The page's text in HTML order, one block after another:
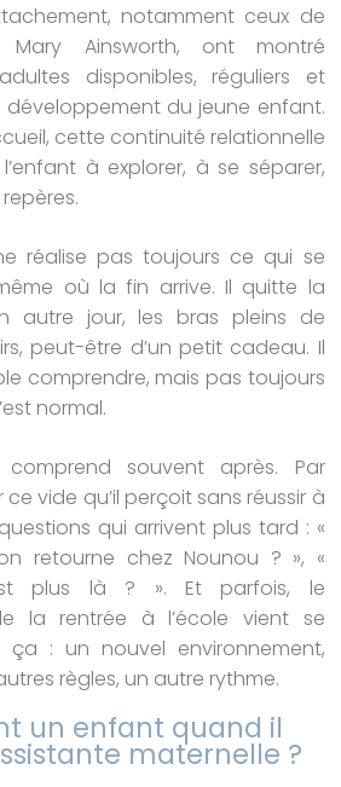
notamment ceux de
Ainsworth, ont montré
disponibles, réguliers et
développement du jeune enfant.
cette continuité relationnelle
à explorer, à se séparer,
réalise pas toujours ce qui se
où la fin arrive. Il quitte la
autre jour, les bras pleins de
peut-être d’un petit cadeau. Il
comprendre, mais pas toujours
normal.
souvent après. Par
vide qu’il perçoit sans réussir à
qui arrivent plus tard : «
retourne chez Nounou ? », «
plus là ? ». Et parfois, le
la rentrée à l’école vient se
: un nouvel environnement,
règles, un autre rythme.
un enfant quand il
maternelle ?